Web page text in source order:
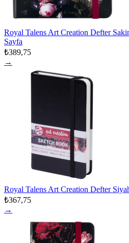
Royal Talens Art Creation Defter
Sayfa
₺389,75
→
Royal Talens Art Creation Defter
₺367,75
→